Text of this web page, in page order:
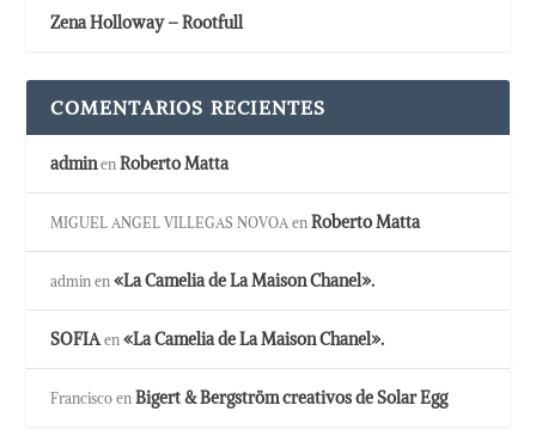
Zena Holloway – Rootfull
COMENTARIOS RECIENTES
adminen Roberto Matta
MIGUEL ANGEL VILLEGAS NOVOA en Roberto Matta
admin en«La Camelia de La Maison Chanel».
SOFIAen«La Camelia de La Maison Chanel».
Francisco en Bigert & Bergström creativos de Solar Egg